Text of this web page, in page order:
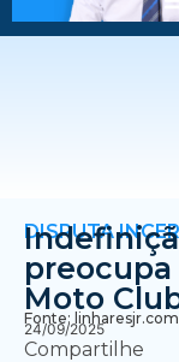
DISPUTA
preocupa
Moto
Fonte:
24/09/2025
Compartilhe